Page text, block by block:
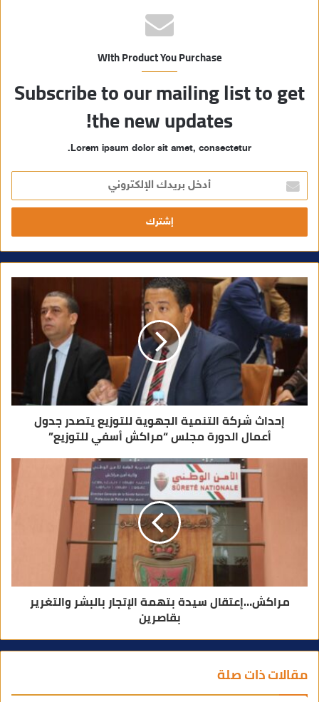
With Product You Purchase
Subscribe to our mailing list to get
the new updates!
Lorem ipsum dolor sit amet, consectetur.
خ
ل
ر
ا
ك
ت
ر
ن
ي
إحداث شركة التنمية الجهوية للتوزيع يتصدر جدول
أعمال الدورة مجلس “مراكش أسفي للتوزيع”
مراكش…إعتقال سيدة بتهمة الإتجار بالبشر والتغرير
بقاصرين
مقالات ذات صلة